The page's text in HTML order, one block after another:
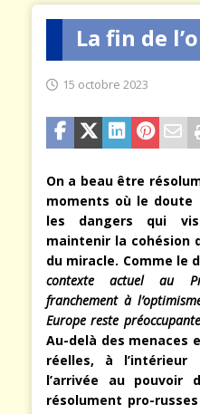
La fin de
15 octobre 2023
On a beau être
moments où le doute
les dangers qui
maintenir la cohésion
du miracle. Comme le
contexte actuel au
franchement à
Europe reste
Au-delà des menaces
réelles, à l’intérieur
l’arrivée au pouvoir
résolument pro-